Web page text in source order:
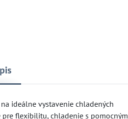
ideálne vystavenie chladených
flexibilitu, chladenie s pomocným